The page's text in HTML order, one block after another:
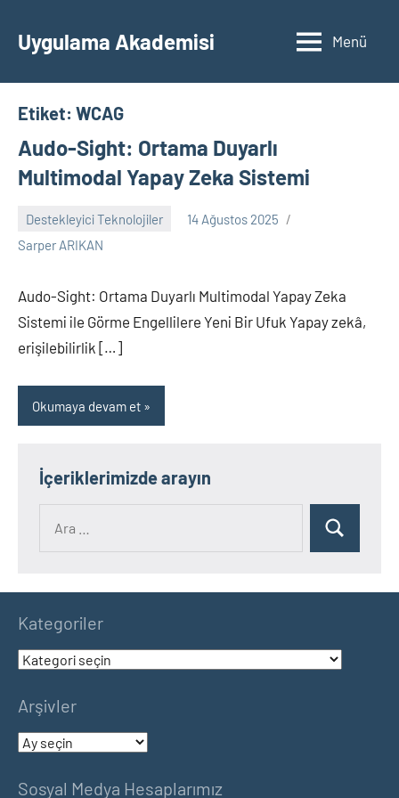
geçUygulama Akademisi Menü
Etiket: WCAG
Audo-Sight: Ortama Duyarlı
Multimodal Yapay Zeka Sistemi
Destekleyici Teknolojiler
14 Ağustos 2025
Sarper ARIKAN
Yorum
Audo-Sight: Ortama Duyarlı Multimodal Yapay Zeka
Sistemi ile Görme Engellilere Yeni Bir Ufuk Yapay zekâ,
erişilebilirlik […]
Okumaya devam et
İçeriklerimizde arayın
Ara
Kategoriler
Kategoriler
Arşivler
Arşivler
Sosyal Medya Hesaplarımız